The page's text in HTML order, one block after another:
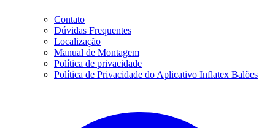
Contato
Dúvidas Frequentes
Localização
Manual de Montagem
Política de privacidade
Política de Privacidade do Aplicativo Inflatex Balões